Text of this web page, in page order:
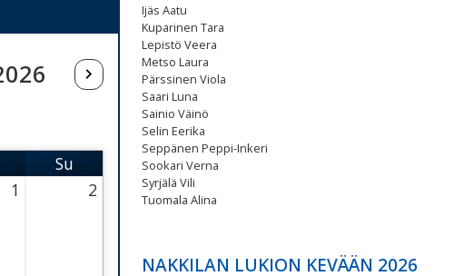
Su
Sunnuntai
1
2
Ijäs Aatu
Kuparinen Tara
Lepistö Veera
Metso Laura
Pärssinen Viola
Saari Luna
Sainio Väinö
Selin Eerika
Seppänen Peppi-Inkeri
Sookari Verna
Syrjälä Vili
Tuomala Alina
NAKKILAN LUKION KEVÄÄN 2026